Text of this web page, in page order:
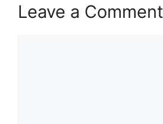
Leave a Comment